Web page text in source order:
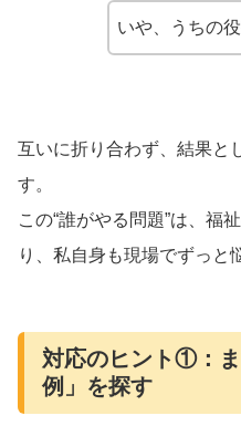
いや、うちの
互いに折り合わず、結果と
す。
この“誰がやる問題”は、福
り、私自身も現場でずっと
対応のヒント①：
例」を探す